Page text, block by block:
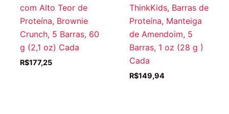
com Alto Teor de
Proteína, Brownie
Crunch, 5 Barras, 60
g (2,1 oz) Cada
R$177,25
ThinkKids, Barras de
Proteína, Manteiga
de Amendoim, 5
Barras, 1 oz (28 g )
Cada
R$149,94